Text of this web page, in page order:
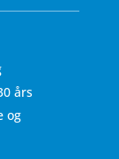
års
og